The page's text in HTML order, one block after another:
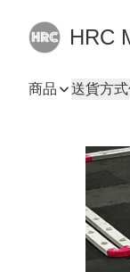
HRC
商品 送貨方式